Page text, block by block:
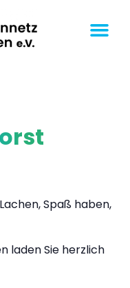
Spaß haben,
laden Sie herzlich